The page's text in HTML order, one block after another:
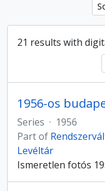
21 results with
1956-os
Series · 1956
Part of
Levéltár
Ismeretlen fotós